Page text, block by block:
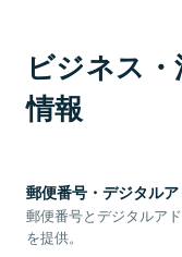
ビジネス
情報
郵便番号・デジタル
郵便番号とデジタルア
を提供。